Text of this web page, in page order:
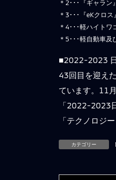
＊2･･･『ギャラ
＊3･･･『eKクロ
＊4･･･軽ハイトワ
＊5･･･軽自動車
■2022-2023
43回目を迎え
ています。11
「2022-2023
「テクノロジ
カテゴリー